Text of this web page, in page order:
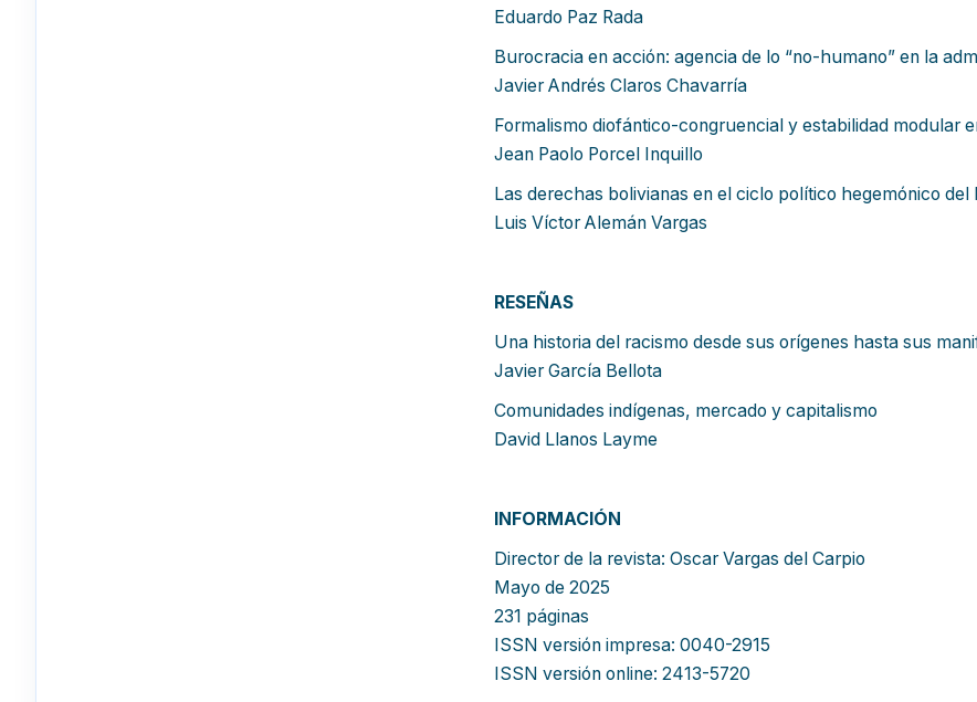
Eduardo Paz Rada
Burocracia en acción: agencia de lo “no-humano” en la
Javier Andrés Claros Chavarría
Formalismo diofántico-congruencial y estabilidad modular
Jean Paolo Porcel Inquillo
Las derechas bolivianas en el ciclo político hegemónico del
Luis Víctor Alemán Vargas
RESEÑAS
Una historia del racismo desde sus orígenes hasta sus
Javier García Bellota
Comunidades indígenas,
David Llanos Layme
INFORMACIÓN
Director de la revista: Oscar Vargas del Carpio
Mayo de 2025
231 páginas
ISSN versión impresa: 0040-2915
ISSN versión online: 2413-5720